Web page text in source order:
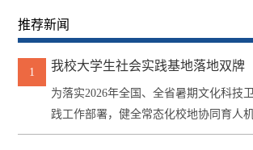
推荐新闻
1 我校大学生社会实践基地落地双牌
为落实2026年全国、全省暑期文化科技
践工作部署，健全常态化校地协同育人
会实践与地方...